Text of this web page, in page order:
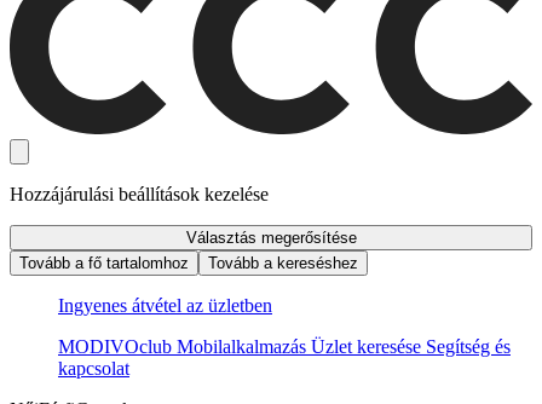
Hozzájárulási beállítások kezelése
Választás megerősítése
Tovább a fő tartalomhoz
Tovább a kereséshez
Ingyenes átvétel az üzletben
MODIVOclub Mobilalkalmazás Üzlet keresése Segítség és
kapcsolat